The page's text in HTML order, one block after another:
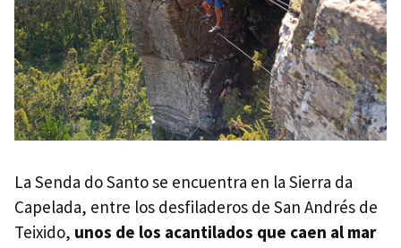
La Senda do Santo se encuentra en la Sierra da
Capelada, entre los desfiladeros de San Andrés de
Teixido, unos de los acantilados que caen al mar